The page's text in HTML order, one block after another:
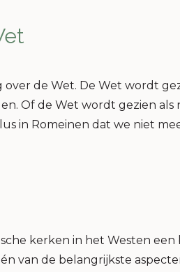
de Wet. De Wet wordt
Of de Wet wordt gezien
in Romeinen dat we niet
kerken in het Westen
van de belangrijkste